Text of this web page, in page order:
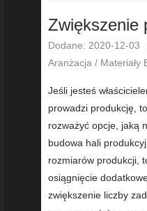
Zwiększenie
Dodane: 2020-12-03
Aranżacja / Materiały
Jeśli jesteś
prowadzi produkcję,
rozważyć opcje, jaką
budowa hali
rozmiarów produkcji,
osiągnięcie
zwiększenie liczby